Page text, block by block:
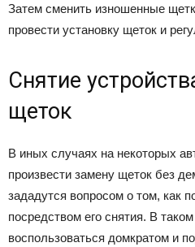
Затем сменить изношенные
провести установку щеток и
Снятие
щеток
В иных случаях на некоторых
произвести замену щеток без
зададутся вопросом о том, как
посредством его снятия. В
воспользоваться домкратом и